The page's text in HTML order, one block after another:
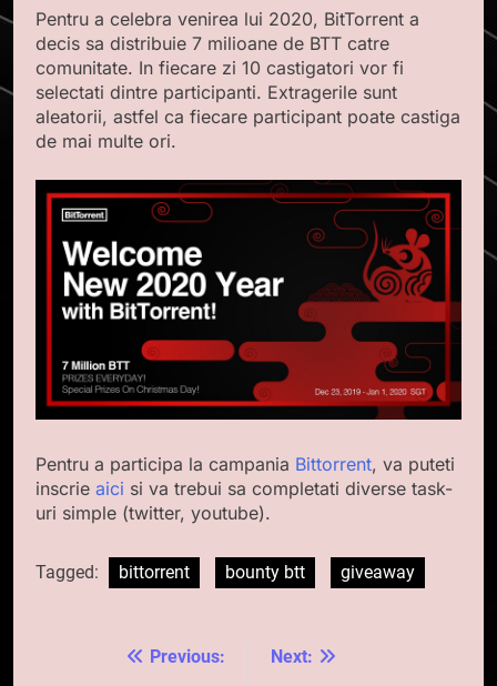
Pentru a celebra venirea lui 2020, BitTorrent a
decis sa distribuie 7 milioane de BTT catre
comunitate. In fiecare zi 10 castigatori vor fi
selectati dintre participanti. Extragerile sunt
aleatorii, astfel ca fiecare participant poate castiga
de mai multe ori.
Pentru a participa la campania Bittorrent, va puteti
inscrie aici si va trebui sa completati diverse task-
uri simple (twitter, youtube).
Tagged: bittorrent bounty btt giveaway
NavigarePrevious:
Next: